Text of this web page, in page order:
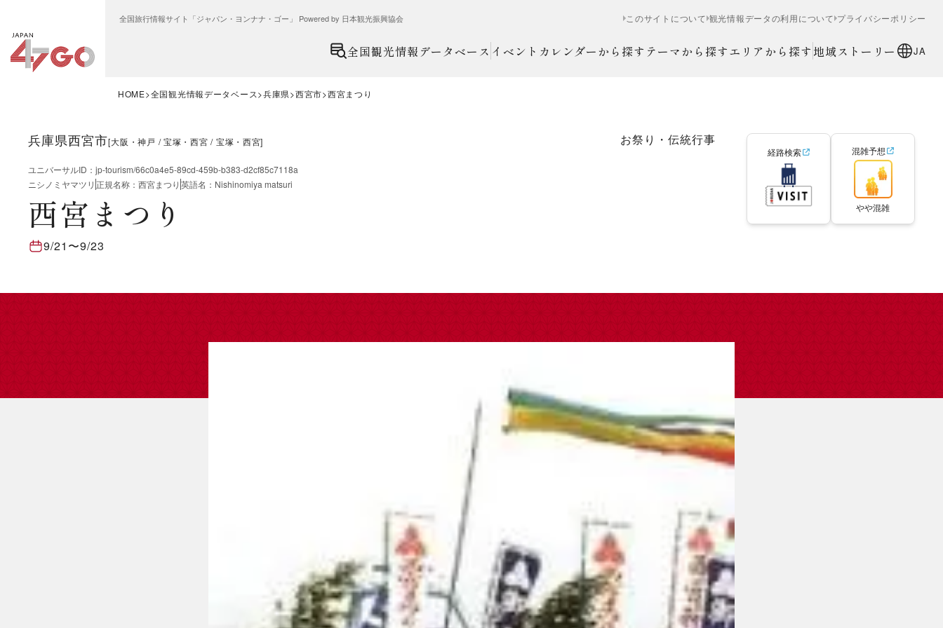
全国旅行情報サイト「ジャパン・ヨンナナ・ゴー」 Powered by 日本観光振興協会 このサイトについて 観光情報データの利用について プライバシーポリシー
全国観光情報データベース イベントカレンダーから探す テーマから探すエリアから探す 地域ストーリー JA
HOME 全国観光情報データベース 兵庫県 西宮市 西宮まつり
兵庫県西宮市[大阪・神戸 宝塚・西宮 宝塚・西宮] お祭り・伝統行事
ユニバーサルID ： jp-tourism/66c0a4e5-89cd-459b-b383-d2cf85c7118a
ニシノミヤマツリ 正規名称 ： 西宮まつり 英語名 ： Nishinomiya matsuri
西宮まつり
9/21 〜9/23
経路検索 混雑予想
やや混雑